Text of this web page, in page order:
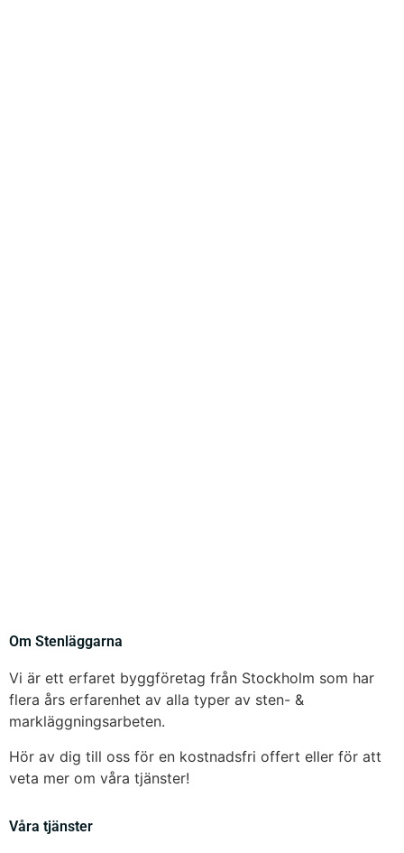
Om Stenläggarna
Vi är ett erfaret byggföretag från Stockholm som har
flera års erfarenhet av alla typer av sten- &
markläggningsarbeten.
Hör av dig till oss för en kostnadsfri offert eller för att
veta mer om våra tjänster!
Våra tjänster